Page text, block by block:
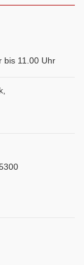
bis 11.00 Uhr